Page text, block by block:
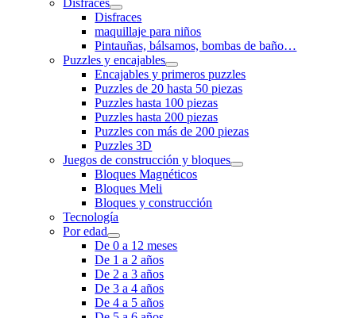
Disfraces
Disfraces
maquillaje para niños
Pintauñas, bálsamos, bombas de baño…
Puzzles y encajables
Encajables y primeros puzzles
Puzzles de 20 hasta 50 piezas
Puzzles hasta 100 piezas
Puzzles hasta 200 piezas
Puzzles con más de 200 piezas
Puzzles 3D
Juegos de construcción y bloques
Bloques Magnéticos
Bloques Meli
Bloques y construcción
Tecnología
Por edad
De 0 a 12 meses
De 1 a 2 años
De 2 a 3 años
De 3 a 4 años
De 4 a 5 años